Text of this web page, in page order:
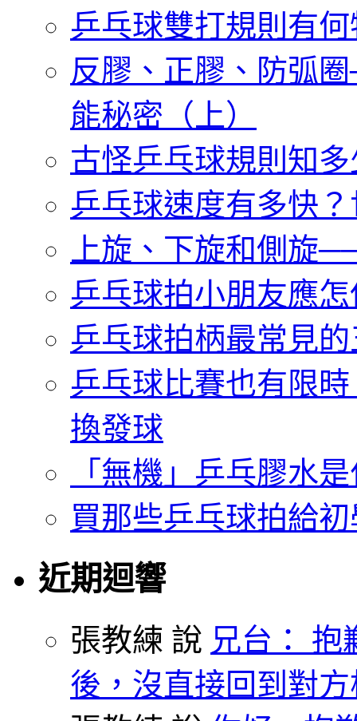
乒乓球雙打規則有
反膠、正膠、防弧
能秘密（上）
古怪乒乓球規則知
乒乓球速度有多快
上旋、下旋和側旋
乒乓球拍小朋友應
乒乓球拍柄最常見
乒乓球比賽也有限
換發球
「無機」乒乓膠水
買那些乒乓球拍給
近期迴響
張教練 說 兄台： 抱
後，沒直接回到對